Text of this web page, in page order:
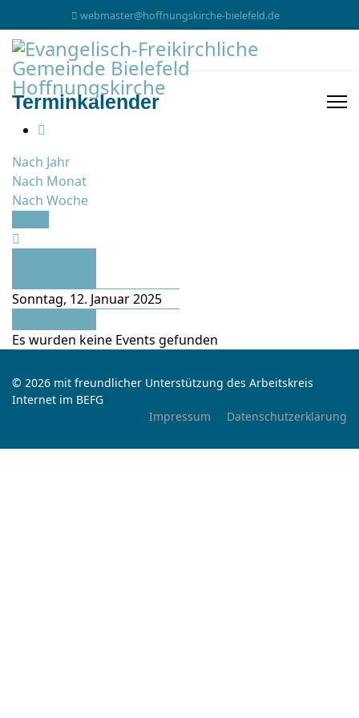
webmaster@hoffnungskirche-bielefeld.de
Terminkalender
Nach Jahr
Nach Monat
Nach Woche
Sonntag, 12. Januar 2025
Es wurden keine Events gefunden
© 2026 mit freundlicher Unterstützung des Arbeitskreis
Internet im BEFG
Impressum
Datenschutzerklärung